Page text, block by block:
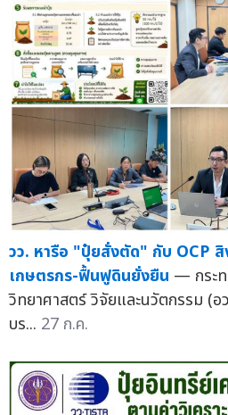
วว. หารือ "ปุ๋ยสั่งตัด" กับ OCP
เกษตรกร-ฟื้นฟูดินยั่งยืน — กระ
วิทยาศาสตร์ วิจัยและนวัตกรรม (อ
บร... 27 ก.ค.